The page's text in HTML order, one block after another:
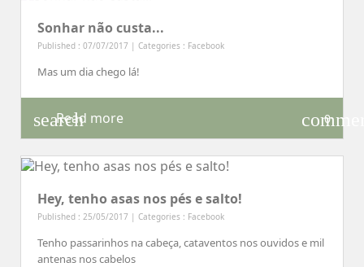
Sonhar não custa...
Published : 07/07/2017 | Categories : Facebook
Mas um dia chego lá!
search
Read more 0
Hey, tenho asas nos pés e salto!
Published : 25/05/2017 | Categories : Facebook
Tenho passarinhos na cabeça, cataventos nos ouvidos e mil
antenas nos cabelos